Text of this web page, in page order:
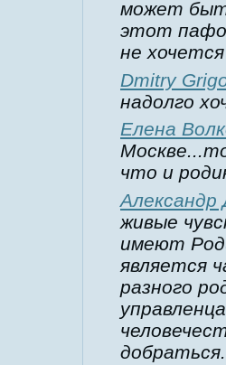
может
этот
не
Dmitry
надолго
Елена
что и
Александр
живые
имеют
является
разного
добраться.